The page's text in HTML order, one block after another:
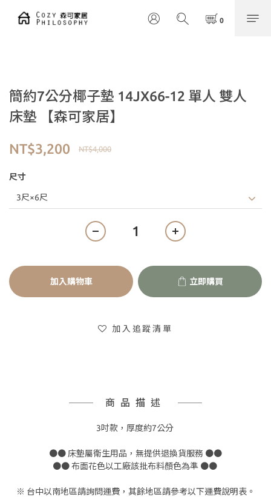
簡約7公分椰子墊 14JX66-12 單人 雙人
床墊 【森可家居】
NT$4,000
NT$3,200
尺寸
加入購物車 立即購買
加入追蹤清單
商品描述
3吋款，厚度約7公分
●● 床墊屬衛生用品，無提供退換貨服務 ●●
●● 布面花色以工廠該批布料顏色為準 ●●
※ 台中以南地區請詢問運費，其餘地區請參考以下運費說明表。